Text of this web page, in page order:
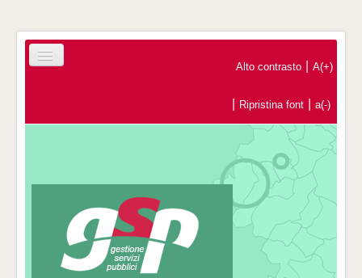
Contatti
Alto contrasto A(+)
Ripristina font a(-)